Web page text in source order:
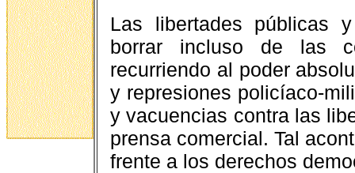
Las libertades públicas
borrar incluso de las
recurriendo al poder
y represiones policíaco-
y vacuencias contra las
prensa comercial. Tal
frente a los derechos